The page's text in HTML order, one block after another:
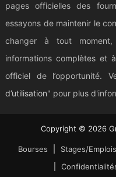
pages officielles des
essayons de maintenir le
changer à tout
informations complètes et
officiel de l’opportunité.
d’utilisation" pour plus
Copyright © 2026
Bourses Stages/Emplois